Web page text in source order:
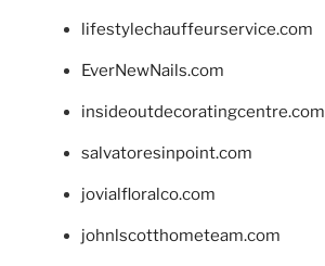
lifestylechauffeurservice.com
EverNewNails.com
insideoutdecoratingcentre.com
salvatoresinpoint.com
jovialfloralco.com
johnlscotthometeam.com